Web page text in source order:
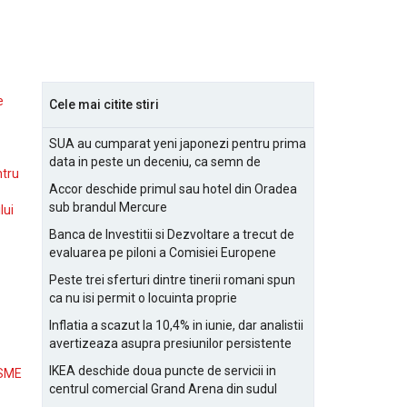
Cele mai citite stiri
SUA au cumparat yeni japonezi pentru prima
data in peste un deceniu, ca semn de
Accor deschide primul sau hotel din Oradea
sub brandul Mercure
Banca de Investitii si Dezvoltare a trecut de
evaluarea pe piloni a Comisiei Europene
Peste trei sferturi dintre tinerii romani spun
ca nu isi permit o locuinta proprie
Inflatia a scazut la 10,4% in iunie, dar analistii
avertizeaza asupra presiunilor persistente
IKEA deschide doua puncte de servicii in
centrul comercial Grand Arena din sudul